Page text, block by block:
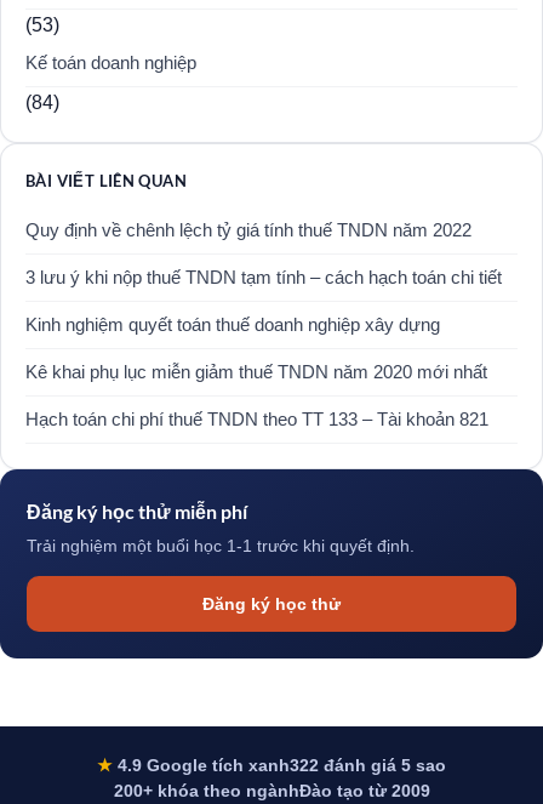
(53)
Kế toán doanh nghiệp
(84)
BÀI VIẾT LIÊN QUAN
Quy định về chênh lệch tỷ giá tính thuế TNDN năm 2022
3 lưu ý khi nộp thuế TNDN tạm tính – cách hạch toán chi tiết
Kinh nghiệm quyết toán thuế doanh nghiệp xây dựng
Kê khai phụ lục miễn giảm thuế TNDN năm 2020 mới nhất
Hạch toán chi phí thuế TNDN theo TT 133 – Tài khoản 821
Đăng ký học thử miễn phí
Trải nghiệm một buổi học 1-1 trước khi quyết định.
Đăng ký học thử
★ 4.9 Google tích xanh322 đánh giá 5 sao
200+ khóa theo ngànhĐào tạo từ 2009